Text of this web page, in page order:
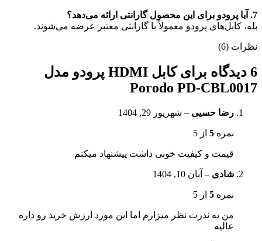
7. آیا پرودو برای این محصول گارانتی ارائه می‌دهد؟
بله، کابل‌های پرودو معمولاً با گارانتی معتبر عرضه می‌شوند.
نظرات (6)
6 دیدگاه برای
کابل HDMI پرودو مدل
Porodo PD-CBL0017
رضا حسیی – شهریور 29, 1404
نمره 5 از 5
قیمت و کیفیت خوبی داشت پیشنهاد میکنم
شادی – آبان 10, 1404
نمره 5 از 5
من به ندرت نظر میزارم اما این مورد ارزش خرید رو داره
عالیه